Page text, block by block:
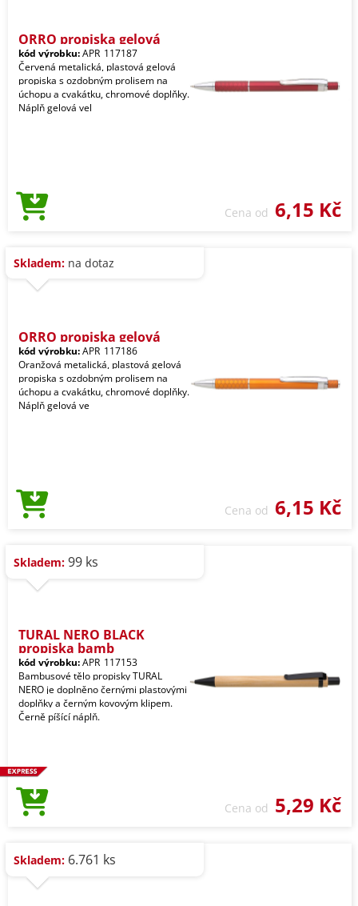
ORRO propiska gelová
kód výrobku:APR_117187
Červená metalická, plastová gelová
propiska s ozdobným prolisem na
úchopu a cvakátku, chromové doplňky.
Náplň gelová vel
Cena od 6,15 Kč
Skladem: na dotaz
ORRO propiska gelová
kód výrobku:APR_117186
Oranžová metalická, plastová gelová
propiska s ozdobným prolisem na
úchopu a cvakátku, chromové doplňky.
Náplň gelová ve
Cena od 6,15 Kč
Skladem: 99 ks
TURAL NERO BLACK
propiska bamb
kód výrobku:APR_117153
Bambusové tělo propisky TURAL
NERO je doplněno černými plastovými
doplňky a černým kovovým klipem.
Černě píšící náplň.
Cena od 5,29 Kč
Skladem: 6.761 ks